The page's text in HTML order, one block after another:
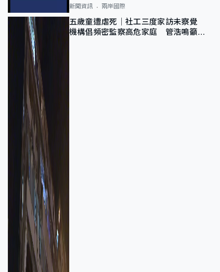
新聞資訊 兩岸國際
五歲童遭虐死｜社工三度家訪未察覺
機構倡頻密監察高危家庭 管浩鳴籲加